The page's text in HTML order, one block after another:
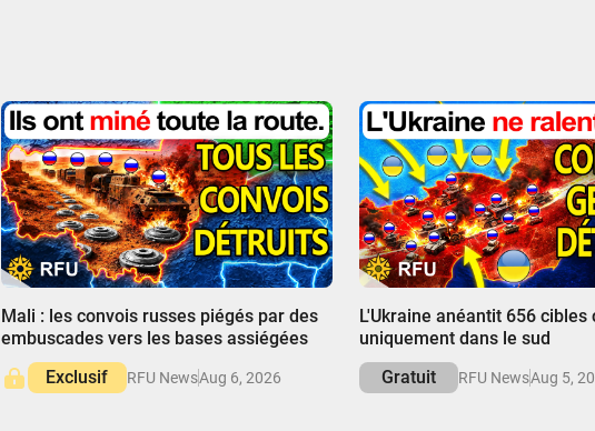
Mali : les convois russes piégés par des
embuscades vers les bases assiégées
Exclusif
RFU NewsAug 6, 2026
L'Ukraine anéantit 656 cibles
uniquement dans le sud
Gratuit
RFU NewsAug 5,